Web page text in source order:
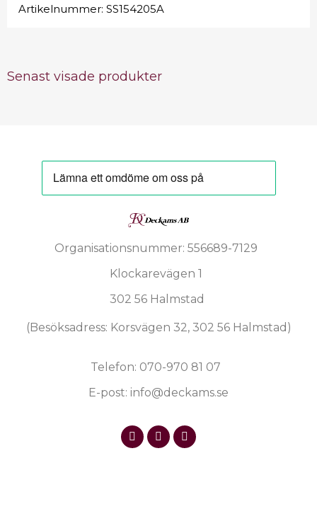
Artikelnummer: SS154205A
Senast visade produkter
Organisationsnummer: 556689-7129
Klockarevägen 1
302 56 Halmstad
(Besöksadress: Korsvägen 32, 302 56 Halmstad)
Telefon: 070-970 81 07
E-post: info@deckams.se